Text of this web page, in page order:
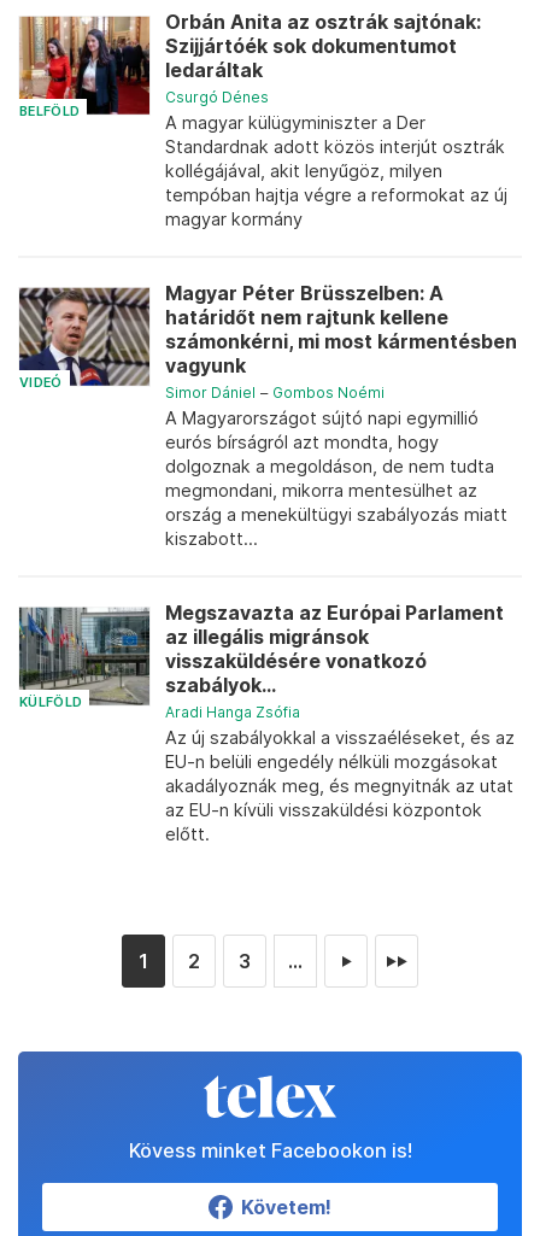
BELFÖLD
Orbán Anita az osztrák sajtónak:
Szijjártóék sok dokumentumot
ledaráltak
Csurgó Dénes
A magyar külügyminiszter a Der
Standardnak adott közös interjút osztrák
kollégájával, akit lenyűgöz, milyen
tempóban hajtja végre a reformokat az új
magyar kormány
VIDEÓ
Magyar Péter Brüsszelben: A
határidőt nem rajtunk kellene
számonkérni, mi most kármentésben
vagyunk
Simor Dániel – Gombos Noémi
A Magyarországot sújtó napi egymillió
eurós bírságról azt mondta, hogy
dolgoznak a megoldáson, de nem tudta
megmondani, mikorra mentesülhet az
ország a menekültügyi szabályozás miatt
kiszabott...
KÜLFÖLD
Megszavazta az Európai Parlament
az illegális migránsok
visszaküldésére vonatkozó
szabályok...
Aradi Hanga Zsófia
Az új szabályokkal a visszaéléseket, és az
EU-n belüli engedély nélküli mozgásokat
akadályoznák meg, és megnyitnák az utat
az EU-n kívüli visszaküldési központok
előtt.
1 2 3 ... ► ►►
Kövess minket Facebookon is!
Követem!